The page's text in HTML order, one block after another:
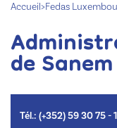
Accueil>Fedas
de Sanem
Tél.: (+352) 59 30 75 - 1